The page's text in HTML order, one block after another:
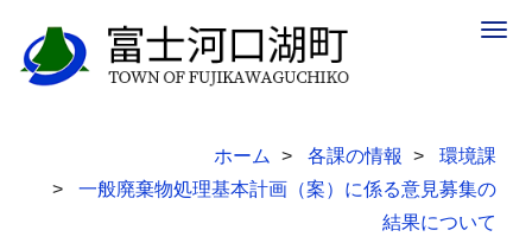
ホーム 各課の情報
環境課
一般廃棄物処理基本計画（案）に係る意見募集の
結果について